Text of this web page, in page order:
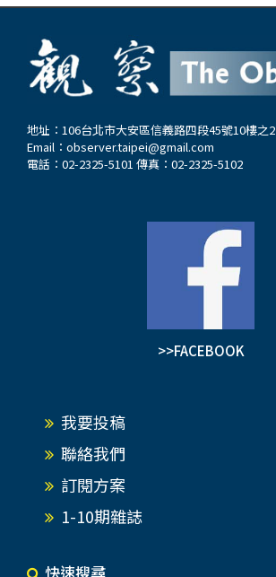
地址：106台北市大安區信義路四段45號10樓之2
Email： observer.taipei@gmail.com
電話：02-2325-5101 傳真：02-2325-5102
>>FACEBOOK
我要投稿
聯絡我們
訂閱方案
1-10期雜誌
快速搜尋